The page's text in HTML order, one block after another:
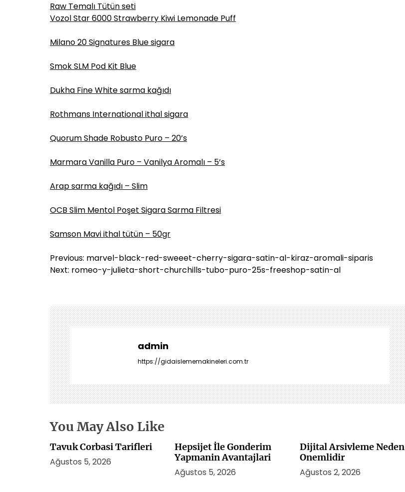
Raw Temalı Tütün seti
Vozol Star 6000 Strawberry Kiwi Lemonade Puff
Milano 20 Signatures Blue sigara
Smok SLM Pod Kit Blue
Dukha Fine White sarma kağıdı
Rothmans International ithal sigara
Quorum Shade Robusto Puro – 20’s
Marmara Vanilla Puro – Vanilya Aromalı – 5’s
Arap sarma kağıdı – Slim
OCB Slim Mentol Poşet Sigara Sarma Filtresi
Samson Mavi ithal tütün – 50gr
Y
a
g
e
z
i
n
m
e
s
i
Previous: marvel-black-red-sweeet-cherry-sigara-satin-al-kiraz-aromali-siparis
Next: romeo-y-julieta-short-churchills-tubo-puro-25s-freeshop-satin-al
admin
https://gidaislememakineleri.com.tr
You May Also Like
Tavuk Corbasi Tarifleri
Ağustos 5, 2026
Hepsijet İle Gonderim
Yapmanin Avantajlari
Ağustos 5, 2026
Dijital Arsivleme Neden
Onemlidir
Ağustos 2, 2026